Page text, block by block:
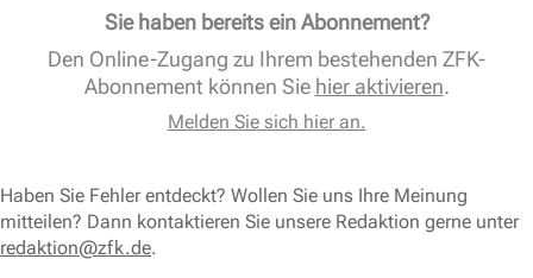
Sie haben bereits ein Abonnement?
Den Online-Zugang zu Ihrem bestehenden ZFK-
Abonnement können Sie hier aktivieren.
Melden Sie sich hier an.
Haben Sie Fehler entdeckt? Wollen Sie uns Ihre Meinung
mitteilen? Dann kontaktieren Sie unsere Redaktion gerne unter
redaktion@zfk.de.